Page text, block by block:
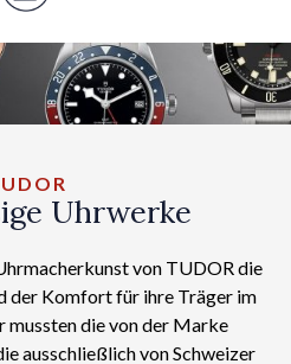
Uhrwerke
von TUDOR die
der Komfort für ihre Träger im
die von der Marke
ausschließlich von Schweizer